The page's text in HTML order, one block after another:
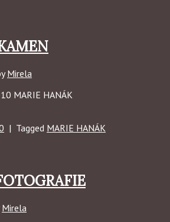
Mirela
MARIE HANÁK
| Tagged MARIE HANÁK
Mirela